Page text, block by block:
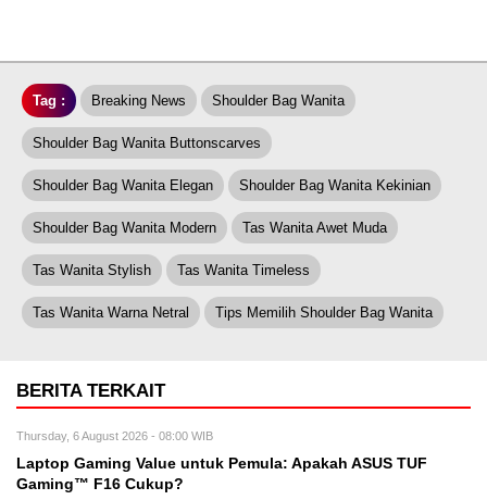
Tag : Breaking News Shoulder Bag Wanita
Shoulder Bag Wanita Buttonscarves
Shoulder Bag Wanita Elegan Shoulder Bag Wanita Kekinian
Shoulder Bag Wanita Modern Tas Wanita Awet Muda
Tas Wanita Stylish Tas Wanita Timeless
Tas Wanita Warna Netral Tips Memilih Shoulder Bag Wanita
BERITA TERKAIT
Thursday, 6 August 2026 - 08:00 WIB
Laptop Gaming Value untuk Pemula: Apakah ASUS TUF
Gaming™ F16 Cukup?